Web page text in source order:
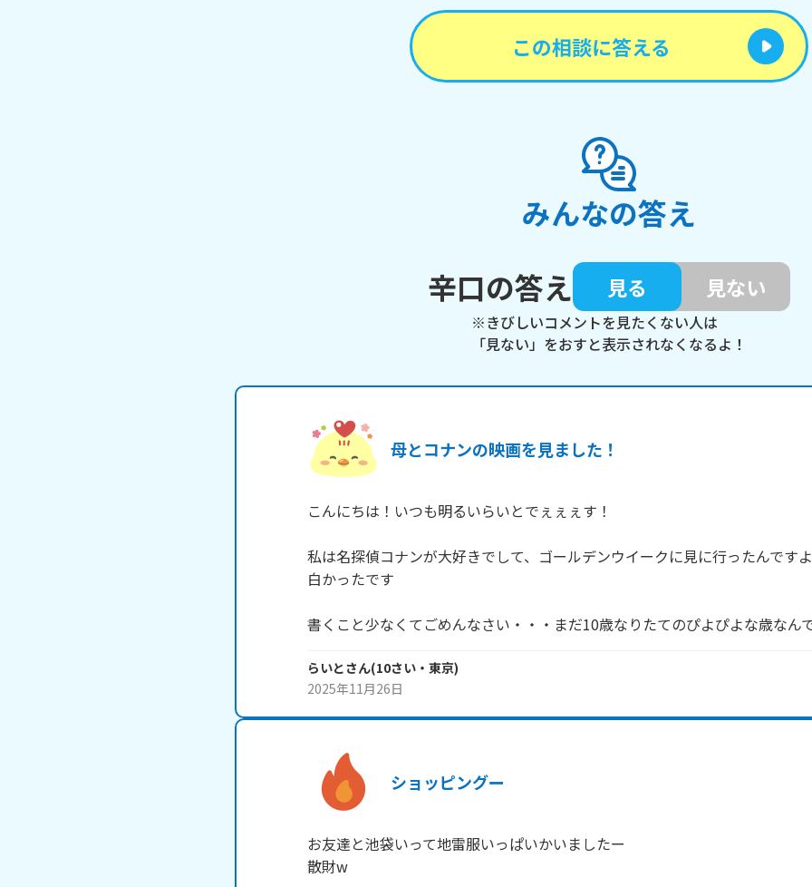
この相談に答える
みんなの答え
辛口の答え
見る 見ない
※きびしいコメントを見たくない人は
「見ない」をおすと表示されなくなるよ！
母とコナンの映画を見ました！
こんにちは！いつも明るいらいとでぇぇぇす！
私は名探偵コナンが大好きでして、ゴールデンウイークに見に行ったんです
白かったです
書くこと少なくてごめんなさい・・・まだ10歳なりたてのぴよぴよな歳なん
らいとさん(10さい・ 東京)
2025年11月26日
ショッピングー
お友達と池袋いって地雷服いっぱいかいましたー
散財w